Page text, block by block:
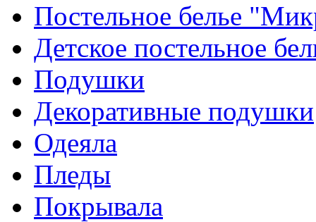
Постельное белье
Детское постельное
Подушки
Декоративные подушки
Одеяла
Пледы
Покрывала